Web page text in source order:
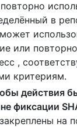
в
или
,
критериям.
действия
фиксации
на